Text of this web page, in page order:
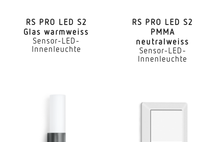
Wand
Montageart
RS PRO LED S2
Glas warmweiss
Sensor-LED-
Innenleuchte
RS PRO LED S2
PMMA
neutralweiss
Sensor-LED-
Innenleuchte